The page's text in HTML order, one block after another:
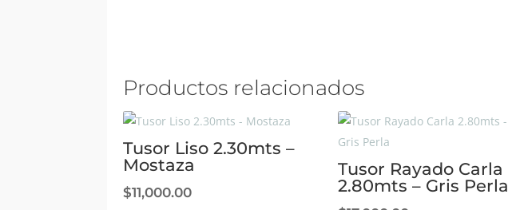
Productos relacionados
Tusor Liso 2.30mts –
Mostaza
$11,000.00
Tusor Rayado Carla
2.80mts – Gris Perla